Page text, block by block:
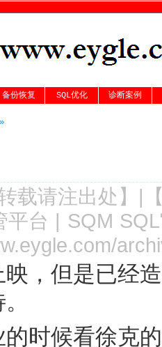
备份恢复 SQL优化 诊断案例
载请注出处 】|
平台 | SQM
映，但是已经
时候看徐克